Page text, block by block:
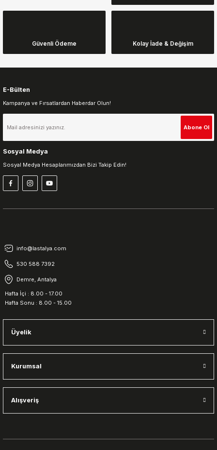
Ürün açıklamasında eksik bilgiler bulunuyor.
Gönder
Güvenli Ödeme Kolay İade & Değişim
E-Bülten
Kampanya ve Fırsatlardan Haberdar Olun!
Abone Ol
Sosyal Medya
Sosyal Medya Hesaplarımızdan Bizi Takip Edin!
info@lastalya.com
530 588 7392
Demre, Antalya
Hafta İçi : 8.00 - 17.00
Hafta Sonu : 8.00 - 15.00
Üyelik
Kurumsal
Alışveriş